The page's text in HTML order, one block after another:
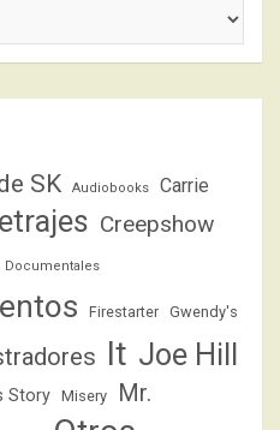
SK Audiobooks Carrie
Creepshow
Documentales
Firestarter Gwendy's
It Joe Hill
Story Misery
Mr.